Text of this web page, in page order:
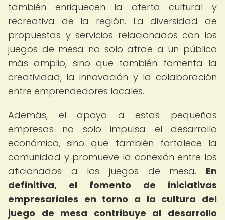
también enriquecen la oferta cultural y
recreativa de la región. La diversidad de
propuestas y servicios relacionados con los
juegos de mesa no solo atrae a un público
más amplio, sino que también fomenta la
creatividad, la innovación y la colaboración
entre emprendedores locales.
Además, el apoyo a estas pequeñas
empresas no solo impulsa el desarrollo
económico, sino que también fortalece la
comunidad y promueve la conexión entre los
aficionados a los juegos de mesa. En
definitiva, el fomento de iniciativas
empresariales en torno a la cultura del
juego de mesa contribuye al desarrollo